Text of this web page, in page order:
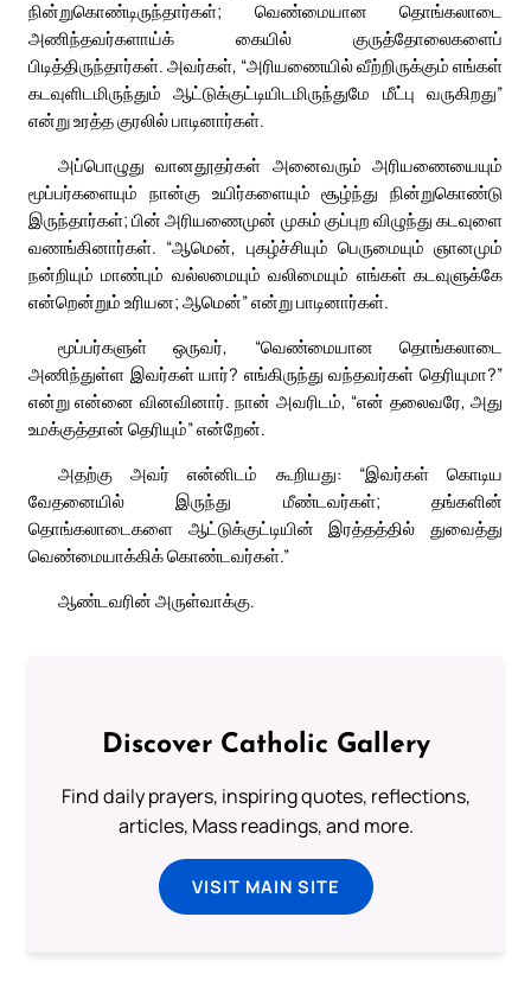
நின்றுகொண்டிருந்தார்கள்; வெண்மையான தொங்கலாடை
அணிந்தவர்களாய்க் கையில் குருத்தோலைகளைப்
பிடித்திருந்தார்கள். அவர்கள், “அரியணையில் வீற்றிருக்கும் எங்கள்
கடவுளிடமிருந்தும் ஆட்டுக்குட்டியிடமிருந்துமே மீட்பு வருகிறது”
என்று உரத்த குரலில் பாடினார்கள்.
அப்பொழுது வானதூதர்கள் அனைவரும் அரியணையையும்
மூப்பர்களையும் நான்கு உயிர்களையும் சூழ்ந்து நின்றுகொண்டு
இருந்தார்கள்; பின் அரியணைமுன் முகம் குப்புற விழுந்து கடவுளை
வணங்கினார்கள். “ஆமென், புகழ்ச்சியும் பெருமையும் ஞானமும்
நன்றியும் மாண்பும் வல்லமையும் வலிமையும் எங்கள் கடவுளுக்கே
என்றென்றும் உரியன; ஆமென்” என்று பாடினார்கள்.
மூப்பர்களுள் ஒருவர், “வெண்மையான தொங்கலாடை
அணிந்துள்ள இவர்கள் யார்? எங்கிருந்து வந்தவர்கள் தெரியுமா?”
என்று என்னை வினவினார். நான் அவரிடம், “என் தலைவரே, அது
உமக்குத்தான் தெரியும்” என்றேன்.
அதற்கு அவர் என்னிடம் கூறியது: “இவர்கள் கொடிய
வேதனையில் இருந்து மீண்டவர்கள்; தங்களின்
தொங்கலாடைகளை ஆட்டுக்குட்டியின் இரத்தத்தில் துவைத்து
வெண்மையாக்கிக் கொண்டவர்கள்.”
ஆண்டவரின் அருள்வாக்கு.
Discover Catholic Gallery
Find daily prayers, inspiring quotes, reflections,
articles, Mass readings, and more.
VISIT MAIN SITE